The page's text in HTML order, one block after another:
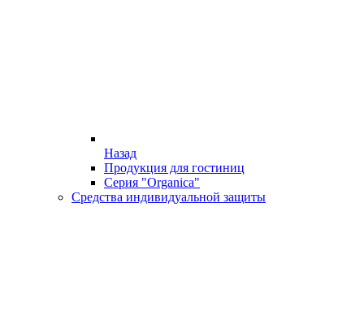
Назад
Продукция для гостиниц
Серия "Organica"
Средства индивидуальной защиты